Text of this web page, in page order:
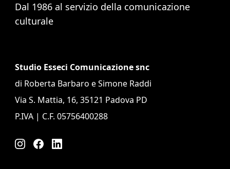
Dal 1986 al servizio della comunicazione
culturale
Studio Esseci Comunicazione snc
di Roberta Barbaro e Simone Raddi
Via S. Mattia, 16, 35121 Padova PD
P.IVA | C.F. 05756400288
Instagram
FacebookLinkedIn